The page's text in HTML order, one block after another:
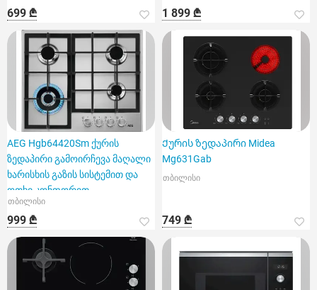
699 ₾ 1 899 ₾
AEG Hgb64420Sm ქურის
ზედაპირი გამოირჩევა მაღალი
ხარისხის გაზის სისტემით და
ოთხი კონფორით
თბილისი
999 ₾
Ქურის ზედაპირი Midea
Mg631Gab
თბილისი
749 ₾